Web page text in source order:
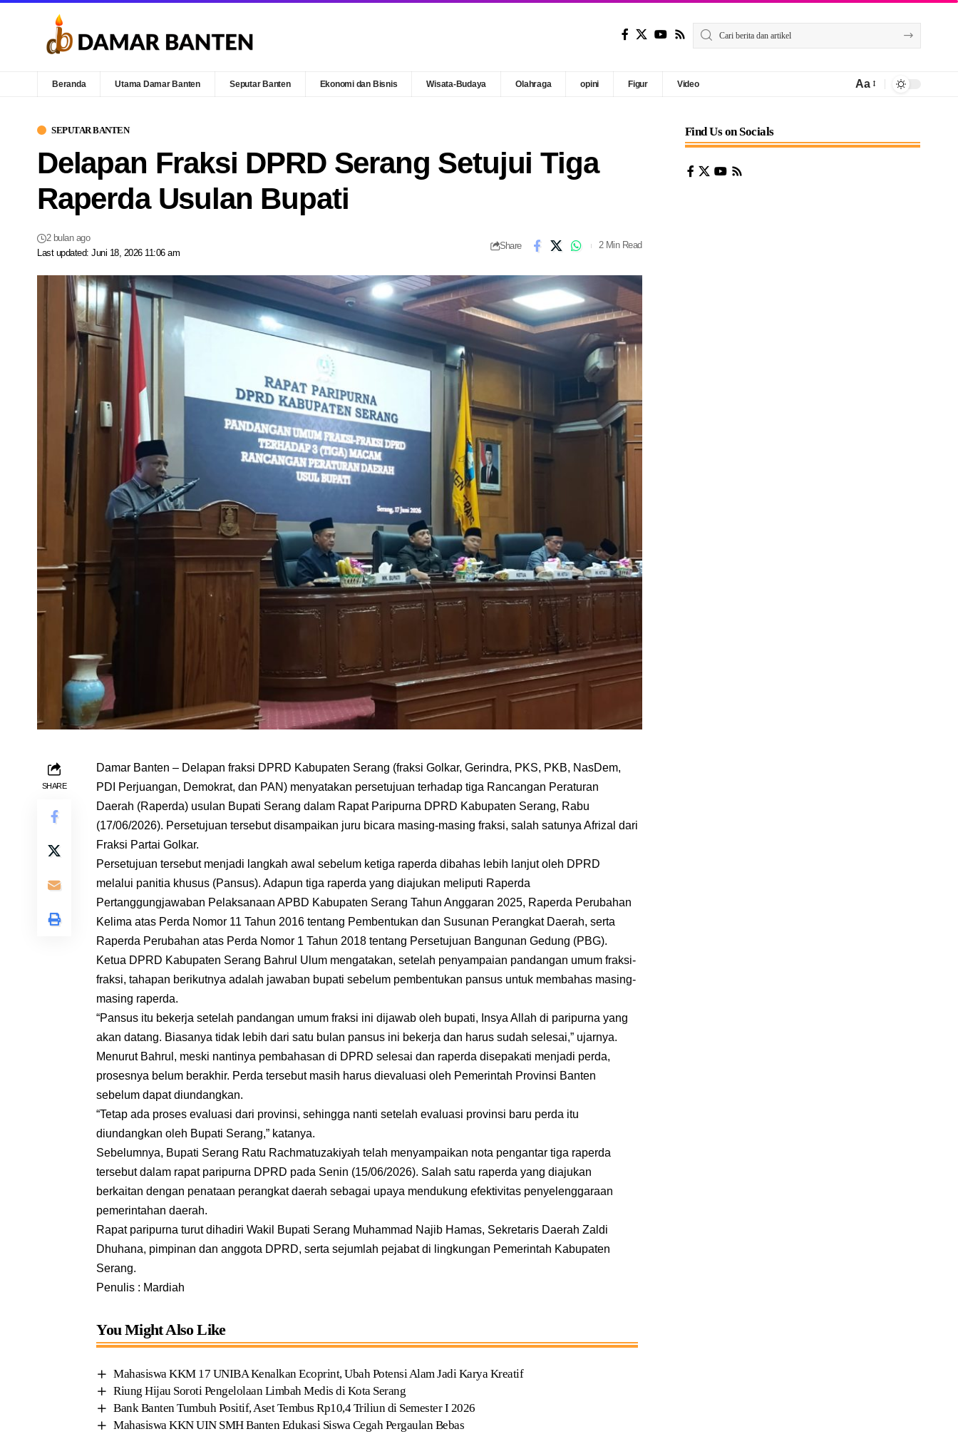
Beranda Utama Damar Banten Seputar Banten Ekonomi dan Bisnis Wisata-Budaya Olahraga opini Figur Video Aa
SEPUTAR BANTEN
Delapan Fraksi DPRD Serang Setujui Tiga
Raperda Usulan Bupati
Last updated: Juni 18, 2026 11:06 am
2 bulan ago
Share 2 Min Read
SHARE
Damar Banten – Delapan fraksi DPRD Kabupaten Serang (fraksi Golkar, Gerindra, PKS, PKB, NasDem,
PDI Perjuangan, Demokrat, dan PAN) menyatakan persetujuan terhadap tiga Rancangan Peraturan
Daerah (Raperda) usulan Bupati Serang dalam Rapat Paripurna DPRD Kabupaten Serang, Rabu
(17/06/2026). Persetujuan tersebut disampaikan juru bicara masing-masing fraksi, salah satunya Afrizal dari
Fraksi Partai Golkar.
Persetujuan tersebut menjadi langkah awal sebelum ketiga raperda dibahas lebih lanjut oleh DPRD
melalui panitia khusus (Pansus). Adapun tiga raperda yang diajukan meliputi Raperda
Pertanggungjawaban Pelaksanaan APBD Kabupaten Serang Tahun Anggaran 2025, Raperda Perubahan
Kelima atas Perda Nomor 11 Tahun 2016 tentang Pembentukan dan Susunan Perangkat Daerah, serta
Raperda Perubahan atas Perda Nomor 1 Tahun 2018 tentang Persetujuan Bangunan Gedung (PBG).
Ketua DPRD Kabupaten Serang Bahrul Ulum mengatakan, setelah penyampaian pandangan umum fraksi-
fraksi, tahapan berikutnya adalah jawaban bupati sebelum pembentukan pansus untuk membahas masing-
masing raperda.
“Pansus itu bekerja setelah pandangan umum fraksi ini dijawab oleh bupati, Insya Allah di paripurna yang
akan datang. Biasanya tidak lebih dari satu bulan pansus ini bekerja dan harus sudah selesai,” ujarnya.
Menurut Bahrul, meski nantinya pembahasan di DPRD selesai dan raperda disepakati menjadi perda,
prosesnya belum berakhir. Perda tersebut masih harus dievaluasi oleh Pemerintah Provinsi Banten
sebelum dapat diundangkan.
“Tetap ada proses evaluasi dari provinsi, sehingga nanti setelah evaluasi provinsi baru perda itu
diundangkan oleh Bupati Serang,” katanya.
Sebelumnya, Bupati Serang Ratu Rachmatuzakiyah telah menyampaikan nota pengantar tiga raperda
tersebut dalam rapat paripurna DPRD pada Senin (15/06/2026). Salah satu raperda yang diajukan
berkaitan dengan penataan perangkat daerah sebagai upaya mendukung efektivitas penyelenggaraan
pemerintahan daerah.
Rapat paripurna turut dihadiri Wakil Bupati Serang Muhammad Najib Hamas, Sekretaris Daerah Zaldi
Dhuhana, pimpinan dan anggota DPRD, serta sejumlah pejabat di lingkungan Pemerintah Kabupaten
Serang.
Penulis : Mardiah
You Might Also Like
Mahasiswa KKM 17 UNIBA Kenalkan Ecoprint, Ubah Potensi Alam Jadi Karya Kreatif
Riung Hijau Soroti Pengelolaan Limbah Medis di Kota Serang
Bank Banten Tumbuh Positif, Aset Tembus Rp10,4 Triliun di Semester I 2026
Mahasiswa KKN UIN SMH Banten Edukasi Siswa Cegah Pergaulan Bebas
Find Us on Socials